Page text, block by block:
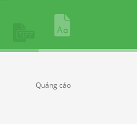
Quảng cáo